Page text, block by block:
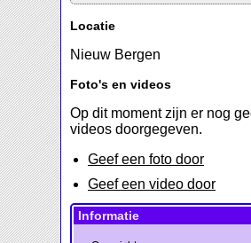
Locatie
Nieuw Bergen
Foto's en videos
Op dit moment zijn er nog
videos doorgegeven.
Geef een foto door
Geef een video door
Informatie